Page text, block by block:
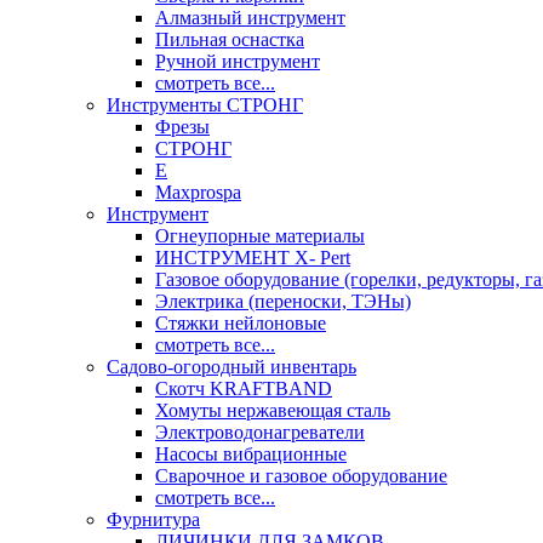
Алмазный инструмент
Пильная оснастка
Ручной инструмент
смотреть все...
Инструменты СТРОНГ
Фрезы
СТРОНГ
Е
Maxprospa
Инструмент
Огнеупорные материалы
ИНСТРУМЕНТ X- Pert
Газовое оборудование (горелки, редукторы,
Электрика (переноски, ТЭНы)
Стяжки нейлоновые
смотреть все...
Садово-огородный инвентарь
Скотч KRAFTBAND
Хомуты нержавеющая сталь
Электроводонагреватели
Насосы вибрационные
Сварочное и газовое оборудование
смотреть все...
Фурнитура